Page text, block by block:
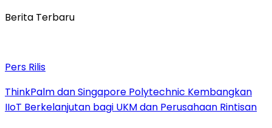
Berita Terbaru
Pers Rilis
ThinkPalm dan Singapore Polytechnic Kembangkan
IIoT Berkelanjutan bagi UKM dan Perusahaan Rintisan